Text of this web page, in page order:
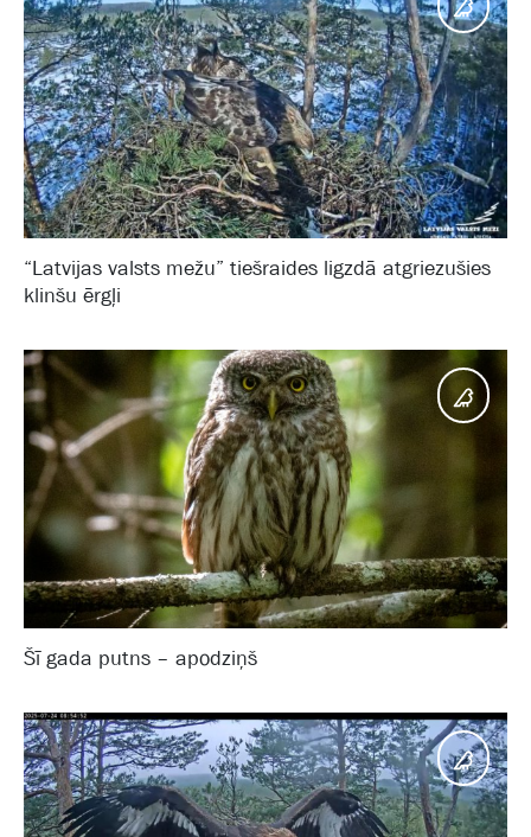
Putni
“Latvijas valsts mežu” tiešraides ligzdā atgriezušies
klinšu ērgļi
Putni
Šī gada putns – apodziņš
Putni